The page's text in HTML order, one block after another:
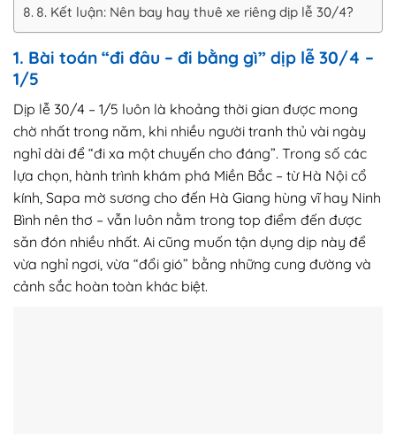
8. Kết luận: Nên bay hay thuê xe riêng dịp lễ 30/4?
1. Bài toán “đi đâu – đi bằng gì” dịp lễ 30/4 –
1/5
Dịp lễ 30/4 – 1/5 luôn là khoảng thời gian được mong
chờ nhất trong năm, khi nhiều người tranh thủ vài ngày
nghỉ dài để “đi xa một chuyến cho đáng”. Trong số các
lựa chọn, hành trình khám phá Miền Bắc – từ Hà Nội cổ
kính, Sapa mờ sương cho đến Hà Giang hùng vĩ hay Ninh
Bình nên thơ – vẫn luôn nằm trong top điểm đến được
săn đón nhiều nhất. Ai cũng muốn tận dụng dịp này để
vừa nghỉ ngơi, vừa “đổi gió” bằng những cung đường và
cảnh sắc hoàn toàn khác biệt.